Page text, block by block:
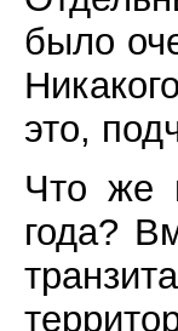
было
это,
Что же
года?